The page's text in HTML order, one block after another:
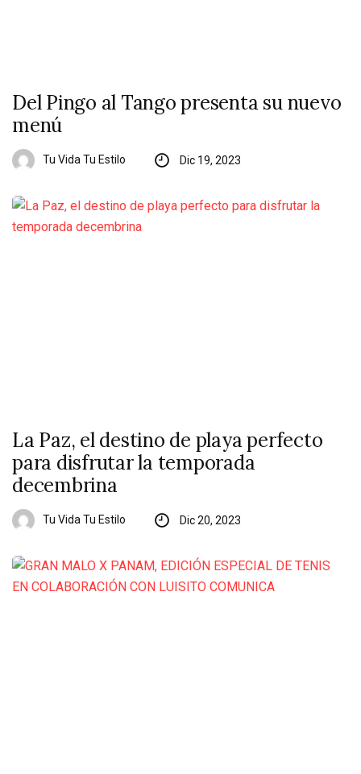
Del Pingo al Tango presenta su nuevo
menú
Tu Vida Tu Estilo Dic 19, 2023
La Paz, el destino de playa perfecto
para disfrutar la temporada
decembrina
Tu Vida Tu Estilo Dic 20, 2023